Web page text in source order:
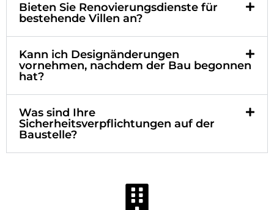
Bieten Sie Renovierungsdienste für
bestehende Villen an?
Kann ich Designänderungen
vornehmen, nachdem der Bau begonnen
hat?
Was sind Ihre
Sicherheitsverpflichtungen auf der
Baustelle?